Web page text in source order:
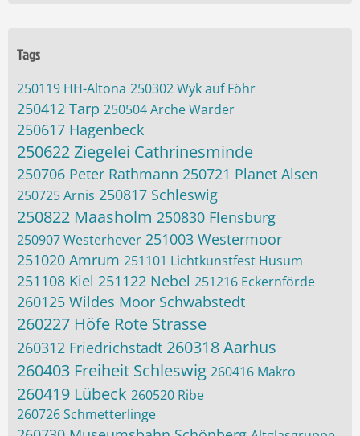
Tags
250119 HH-Altona 250302 Wyk auf Föhr
250412 Tarp 250504 Arche Warder
250617 Hagenbeck
250622 Ziegelei Cathrinesminde
250706 Peter Rathmann 250721 Planet Alsen
250725 Arnis 250817 Schleswig
250822 Maasholm 250830 Flensburg
250907 Westerhever 251003 Westermoor
251020 Amrum 251101 Lichtkunstfest Husum
251108 Kiel 251122 Nebel 251216 Eckernförde
260125 Wildes Moor Schwabstedt
260227 Höfe Rote Strasse
260312 Friedrichstadt 260318 Aarhus
260403 Freiheit Schleswig 260416 Makro
260419 Lübeck 260520 Ribe
260726 Schmetterlinge